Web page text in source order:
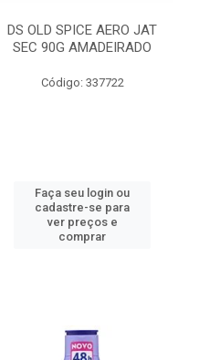
DS OLD SPICE AERO JAT
SEC 90G AMADEIRADO
Código: 337722
Faça seu login ou
cadastre-se para
ver preços e
comprar